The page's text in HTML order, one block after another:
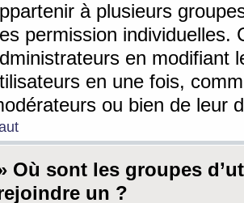
à plusieurs
permission individuelles.
en modifiant
en une fois,
ou bien de leur
Où sont les groupes
un ?